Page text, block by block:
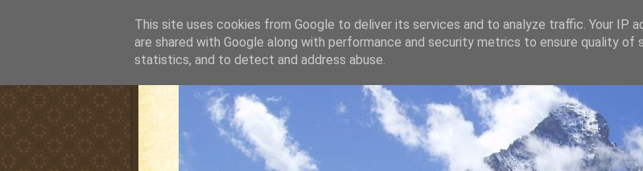
pluskiewicz.blogspot.com
This site uses cookies from Google to deliver its services and to analyze traffic. Your IP
are shared with Google along with performance and security metrics to ensure quality of
statistics, and to detect and address abuse.